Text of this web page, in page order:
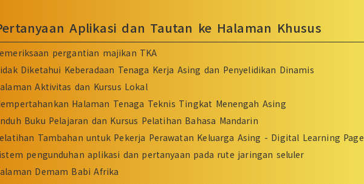
Aplikasi dan Tautan ke Halaman Khusus
pergantian majikan TKA
Diketahui Keberadaan Tenaga Kerja Asing dan Penyelidikan Dinamis
Aktivitas dan Kursus Lokal
Halaman Tenaga Teknis Tingkat Menengah Asing
Buku Pelajaran dan Kursus Pelatihan Bahasa Mandarin
Tambahan untuk Pekerja Perawatan Keluarga Asing - Digital Learning Page
pengunduhan aplikasi dan pertanyaan pada rute jaringan seluler
Demam Babi Afrika